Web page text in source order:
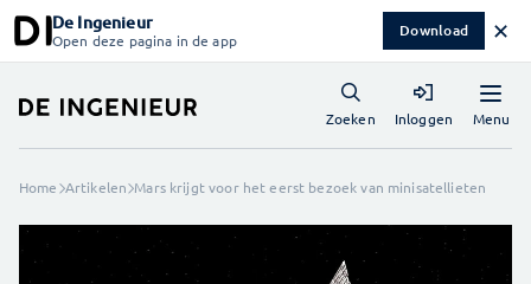
De Ingenieur
Open deze pagina in de app Download ✕
Menu
Zoeken Inloggen
Home Artikelen Mars krijgt voor het eerst bezoek van minisatellieten